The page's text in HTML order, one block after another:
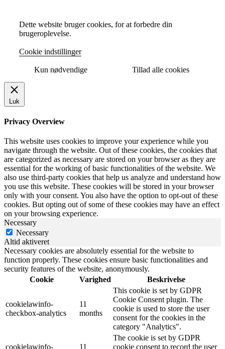
Dette website bruger cookies, for at forbedre din
brugeroplevelse.
Cookie indstillinger
Kun nødvendige Tillad alle cookies
Luk
Privacy Overview
This website uses cookies to improve your experience while you
navigate through the website. Out of these cookies, the cookies that
are categorized as necessary are stored on your browser as they are
essential for the working of basic functionalities of the website. We
also use third-party cookies that help us analyze and understand how
you use this website. These cookies will be stored in your browser
only with your consent. You also have the option to opt-out of these
cookies. But opting out of some of these cookies may have an effect
on your browsing experience.
Necessary
Necessary
Altid aktiveret
Necessary cookies are absolutely essential for the website to
function properly. These cookies ensure basic functionalities and
security features of the website, anonymously.
Cookie
Varighed Beskrivelse
cookielawinfo-
checkbox-analytics
11
months
This cookie is set by GDPR
Cookie Consent plugin. The
cookie is used to store the user
consent for the cookies in the
category "Analytics".
cookielawinfo-
11
The cookie is set by GDPR
cookie consent to record the user